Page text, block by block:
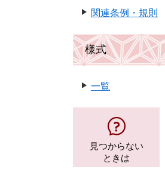
関連条例・規則
様式
一覧
見つからない
ときは